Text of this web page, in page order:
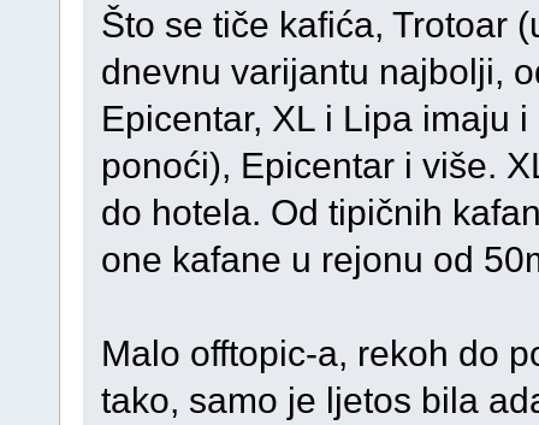
Što se tiče kafića, Trotoar
dnevnu varijantu najbolji,
Epicentar, XL i Lipa imaju
ponoći), Epicentar i više.
do hotela. Od tipičnih
one kafane u rejonu od
Malo offtopic-a, rekoh do
tako, samo je ljetos bila